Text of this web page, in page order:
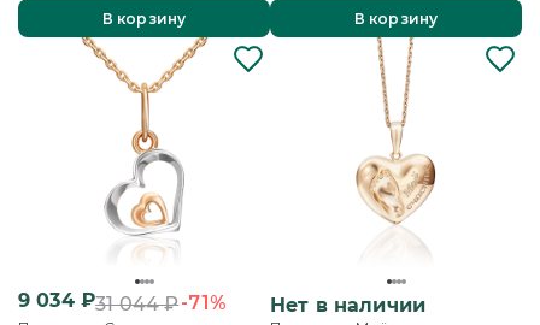
В корзину
В корзину
9 034₽31 044₽-71% Нет в наличии